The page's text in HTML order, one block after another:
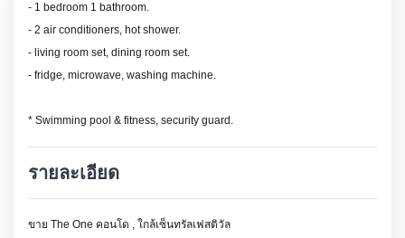
- 1 bedroom 1 bathroom.
- 2 air conditioners, hot shower.
- living room set, dining room set.
- fridge, microwave, washing machine.
* Swimming pool & fitness, security guard.
รายละเอียด
ขาย The One คอนโด , ใกล้เซ็นทรัลเฟสติวัล